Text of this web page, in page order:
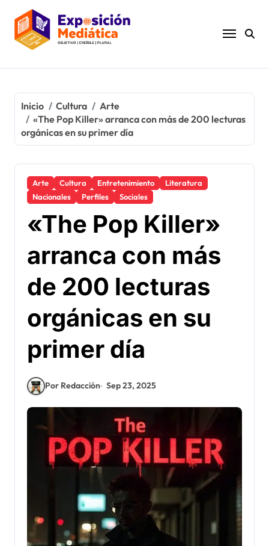
contenido
Inicio Cultura
Arte
«The Pop Killer» arranca con más de 200 lecturas
orgánicas en su primer día
Arte Cultura Entretenimiento
Literatura
Nacionales
Perfiles Sociales
«The Pop Killer»
arranca con más
de 200 lecturas
orgánicas en su
primer día
Por Redacción Sep 23, 2025